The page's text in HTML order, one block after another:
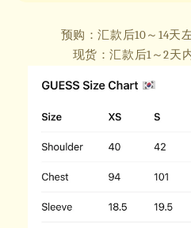
预购：汇款后10～14天
现货：汇款后1～2天